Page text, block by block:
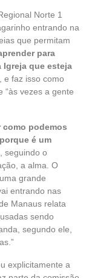
Norte 1
entrando na
que permitam
para
Igreja que esteja
e faz isso como
“às vezes a gente
podemos
é um
seguindo o
a alma. O
grande
entrando nas
Manaus relata
sendo
segundo ele,
explicitamente a